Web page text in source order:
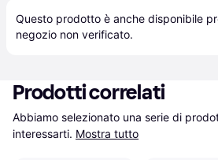
Questo prodotto è anche disponibile
negozio non verificato.
Prodotti correlati
Abbiamo selezionato una serie di
interessarti. Mostra tutto